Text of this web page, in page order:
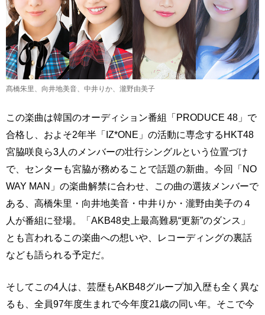
髙橋朱里、向井地美音、中井りか、瀧野由美子
この楽曲は韓国のオーディション番組「PRODUCE 48」で
合格し、およそ2年半「IZ*ONE」の活動に専念するHKT48
宮脇咲良ら3人のメンバーの壮行シングルという位置づけ
で、センターも宮脇が務めることで話題の新曲。今回「NO
WAY MAN」の楽曲解禁に合わせ、この曲の選抜メンバーで
ある、高橋朱里・向井地美音・中井りか・瀧野由美子の４
人が番組に登場。「AKB48史上最高難易“更新”のダンス」
とも言われるこの楽曲への想いや、レコーディングの裏話
なども語られる予定だ。
そしてこの4人は、芸歴もAKB48グループ加入歴も全く異な
るも、全員97年度生まれで今年度21歳の同い年。そこで今